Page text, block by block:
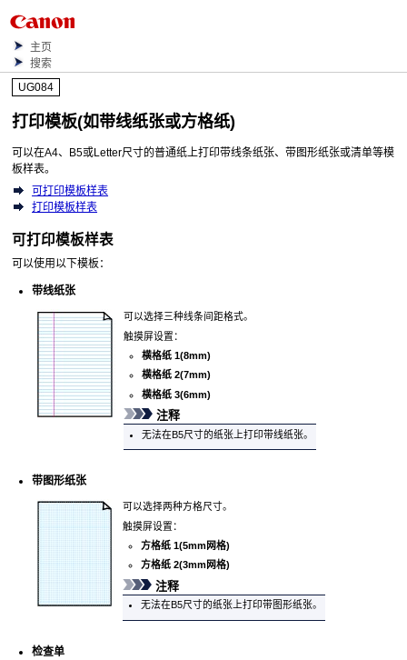
主页
搜索
UG084
打印模板(如带线纸张或方格纸)
可以在A4、B5或Letter尺寸的普通纸上打印带线条纸张、带图形纸张或清单等模
板样表。
可打印模板样表
打印模板样表
可打印模板样表
可以使用以下模板：
带线纸张
可以选择三种线条间距格式。
触摸屏设置：
横格纸 1(8mm)
横格纸 2(7mm)
横格纸 3(6mm)
注释
无法在B5尺寸的纸张上打印带线纸张。
带图形纸张
可以选择两种方格尺寸。
触摸屏设置：
方格纸 1(5mm网格)
方格纸 2(3mm网格)
注释
无法在B5尺寸的纸张上打印带图形纸张。
检查单